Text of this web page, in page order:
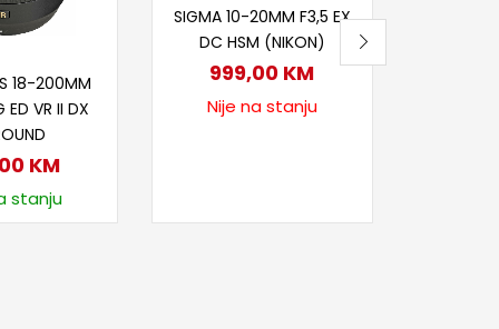
18-200MM
VR II DX
KM
stanju
SIGMA 10-20MM F3,5 EX
DC HSM (NIKON)
999,00 KM
Nije na stanju